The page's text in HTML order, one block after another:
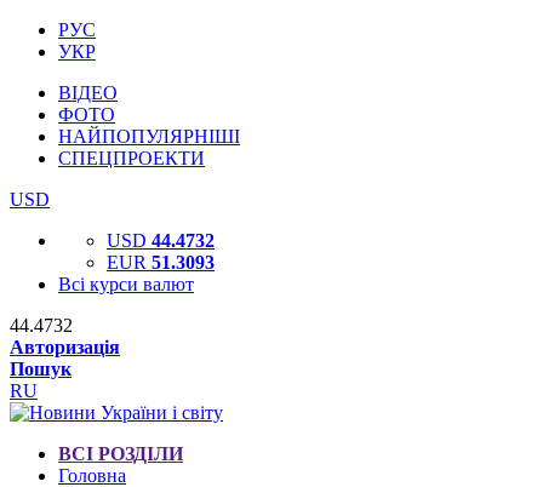
РУС
УКР
ВІДЕО
ФОТО
НАЙПОПУЛЯРНІШІ
СПЕЦПРОЕКТИ
USD
USD 44.4732
EUR 51.3093
Всі курси валют
44.4732
Авторизація
Пошук
RU
ВСІ РОЗДІЛИ
Головна